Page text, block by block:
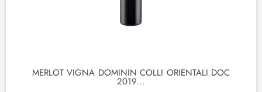
MERLOT VIGNA DOMININ COLLI ORIENTALI DOC
2019...